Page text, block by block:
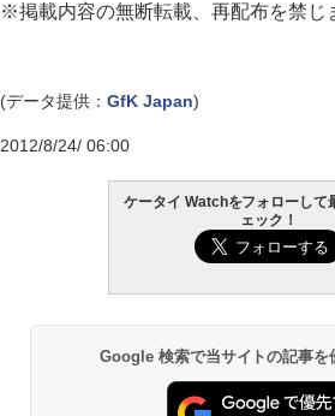
※掲載内容の無断転載、再配布を禁じ
(データ提供： GfK Japan)
2012/8/24/ 06:00
ケータイ Watchをフォローして
ェック！
Google 検索で当サイトの記事を